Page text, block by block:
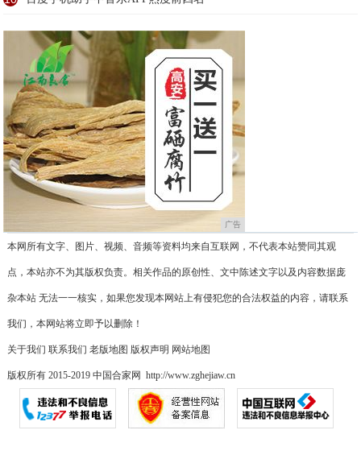
广告
本网所有文字、图片、视频、音频等资料均来自互联网，不代表本站赞同其观
点，本站亦不为其版权负责。相关作品的原创性、文中陈述文字以及内容数据庞
杂本站 无法一一核实，如果您发现本网站上有侵犯您的合法权益的内容，请联系
我们，本网站将立即予以删除！
关于我们 联系我们 老版地图 版权声明 网站地图
版权所有 2015-2019 中国合家网 http://www.zghejiaw.cn